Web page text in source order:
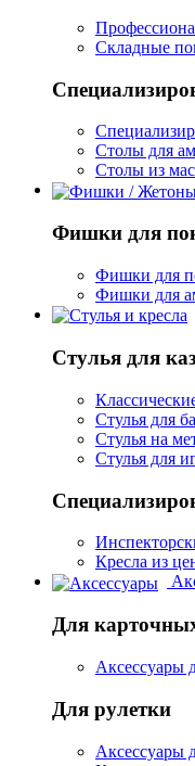
Складные
Столы для
Столы из
Фишки для
Фишки для
Фишки для
Стулья для
Стулья для
Стулья на
Стулья для
Кресла из
Для
Аксессуары
Для рулетки
Аксессуары